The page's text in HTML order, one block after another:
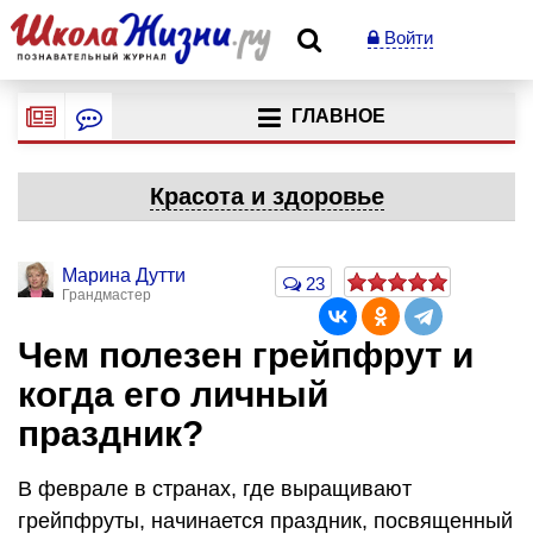
Войти
ГЛАВНОЕ
Красота и здоровье
Марина Дутти
Грандмастер
23
Чем полезен грейпфрут и
когда его личный
праздник?
В феврале в странах, где выращивают
грейпфруты, начинается праздник, посвященный